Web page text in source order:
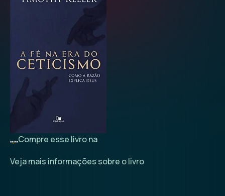
Compre esse livro na
Veja mais informações sobre o livro